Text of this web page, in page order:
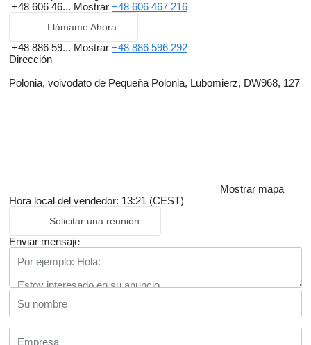
+48 606 46... Mostrar +48 606 467 216
Llámame Ahora
+48 886 59... Mostrar +48 886 596 292
Dirección
Polonia, voivodato de Pequeña Polonia, Lubomierz, DW968, 127
Mostrar mapa
Hora local del vendedor: 13:21 (CEST)
Solicitar una reunión
Enviar mensaje